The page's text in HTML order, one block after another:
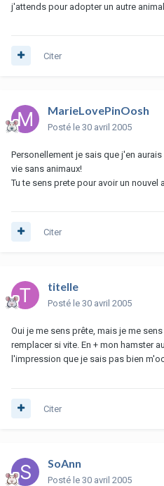
j'attends pour adopter un autre
Citer
MarieLovePinOosh
Posté le 30 avril 2005
Personellement je sais que j'en
vie sans animaux!
Tu te sens prete pour avoir un nouvel
Citer
titelle
Posté le 30 avril 2005
Oui je me sens prête, mais je me
remplacer si vite. En + mon hamster
l'impression que je sais pas bien
Citer
SoAnn
Posté le 30 avril 2005